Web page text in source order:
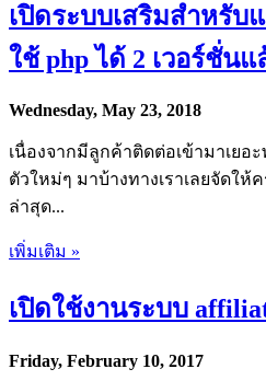
เปิดระบบเสริมสำหรับ
ใช้ php ได้ 2 เวอร์ชั่นแ
Wednesday, May 23, 2018
เนื่องจากมีลูกค้าติดต่อเข้ามาเยอ
ตัวใหม่ๆ มาบ้างทางเราเลยจัดให้
ล่าสุด...
เพิ่มเติม »
เปิดใช้งานระบบ
Friday, February 10, 2017